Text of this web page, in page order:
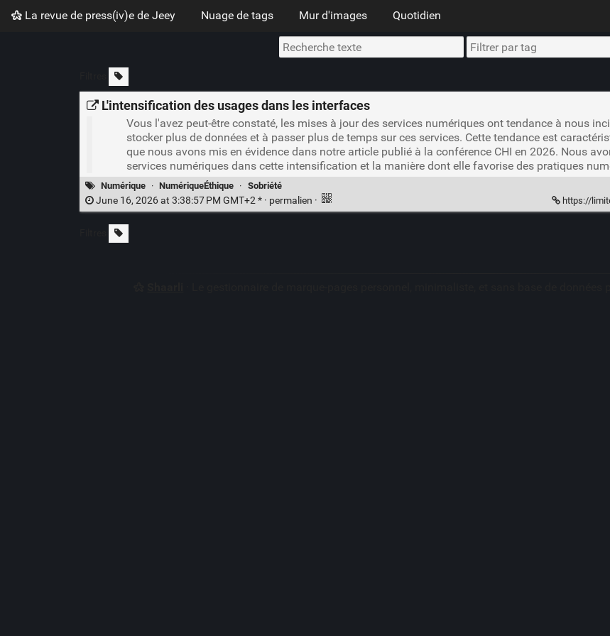
La revue de press(iv)e de Jeey Nuage de tags Mur d'images Quotidien
L'intensification des usages dans les interfaces
Vous l'avez peut-être constaté, les mises à jour des services numériques ont tendance à nous
stocker plus de données et à passer plus de temps sur ces services. Cette tendance est
que nous avons mis en évidence dans notre article publié à la conférence CHI en 2026. Nous
services numériques dans cette intensification et la manière dont elle favorise des pratiques
Numérique · NumériqueÉthique · Sobriété
June 16, 2026 at 3:38:57 PM GMT+2 * · permalien · https://